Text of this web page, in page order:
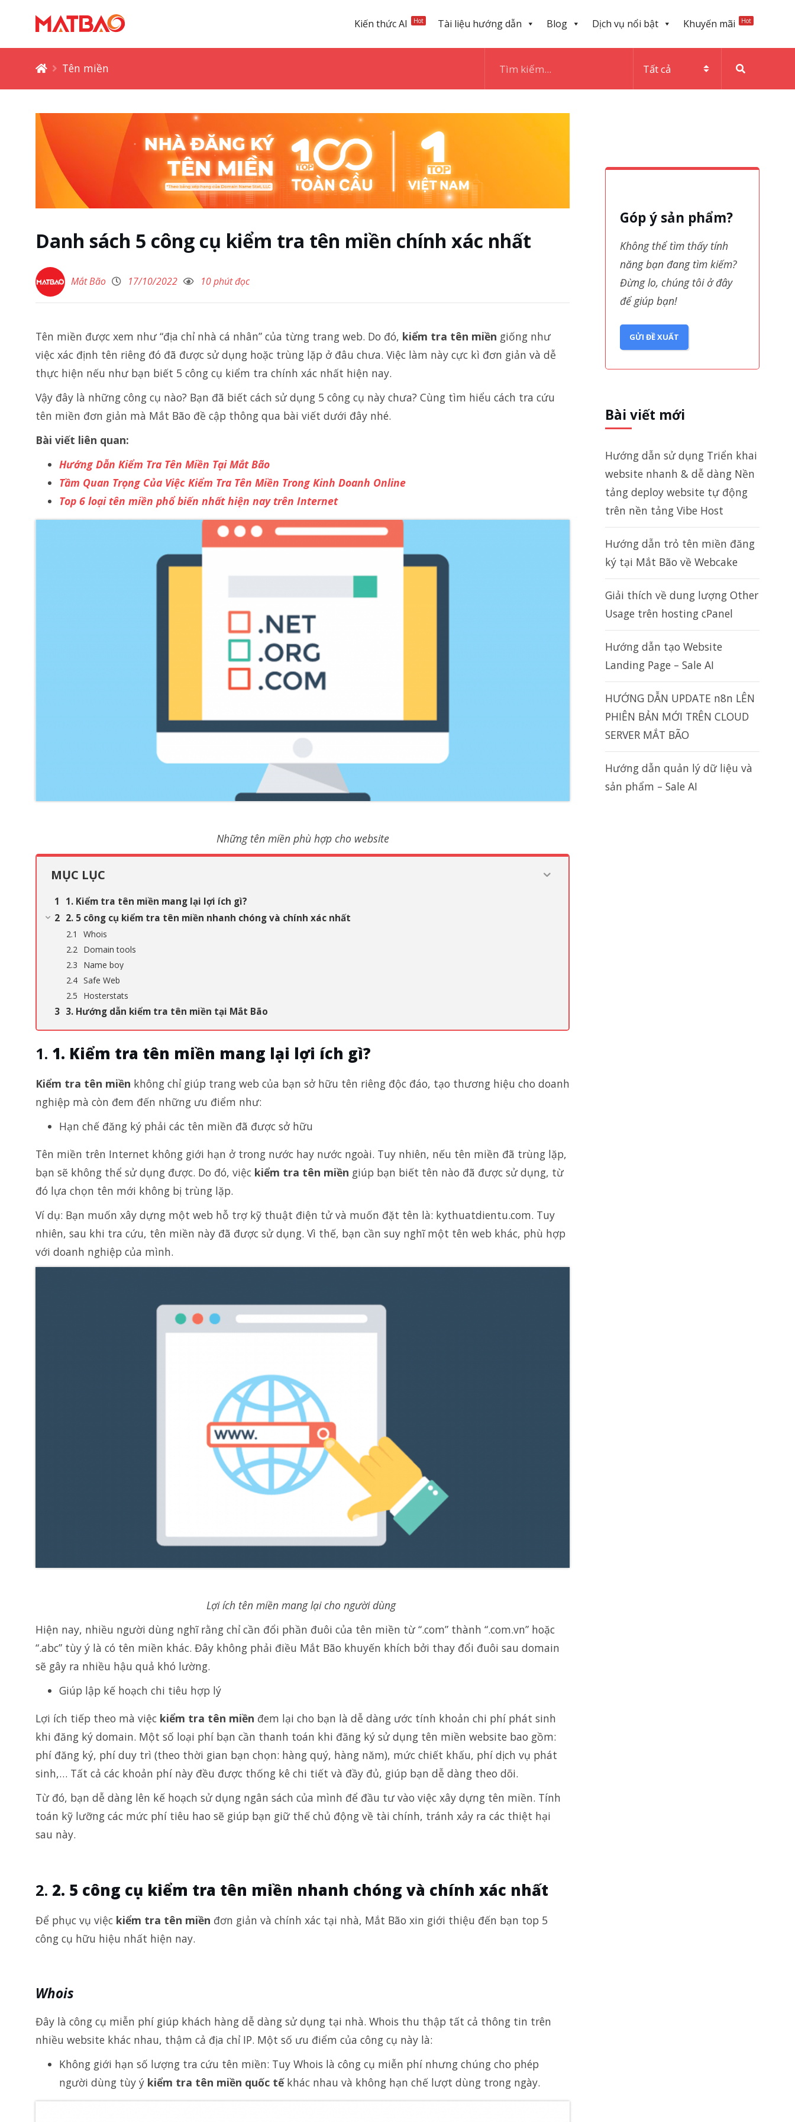
Kiến thức AI Hot Tài liệu hướng dẫn Blog Dịch vụ nổi bật Khuyến mãi Hot
Tên miền
Danh sách 5 công cụ kiểm tra tên miền chính xác nhất
Mắt Bão 17/10/2022 10 phút đọc
Tên miền được xem như “địa chỉ nhà cá nhân” của từng trang web. Do đó, kiểm tra tên miền giống như
việc xác định tên riêng đó đã được sử dụng hoặc trùng lặp ở đâu chưa. Việc làm này cực kì đơn giản và dễ
thực hiện nếu như bạn biết 5 công cụ kiểm tra chính xác nhất hiện nay.
Vậy đây là những công cụ nào? Bạn đã biết cách sử dụng 5 công cụ này chưa? Cùng tìm hiểu cách tra cứu
tên miền đơn giản mà Mắt Bão đề cập thông qua bài viết dưới đây nhé.
Bài viết liên quan:
Hướng Dẫn Kiểm Tra Tên Miền Tại Mắt Bão
Tầm Quan Trọng Của Việc Kiểm Tra Tên Miền Trong Kinh Doanh Online
Top 6 loại tên miền phổ biến nhất hiện nay trên Internet
Những tên miền phù hợp cho website
MỤC LỤC
1. Kiểm tra tên miền mang lại lợi ích gì?
2. 5 công cụ kiểm tra tên miền nhanh chóng và chính xác nhất
Whois
Domain tools
Name boy
Safe Web
Hosterstats
3. Hướng dẫn kiểm tra tên miền tại Mắt Bão
1. Kiểm tra tên miền mang lại lợi ích gì?
Kiểm tra tên miền không chỉ giúp trang web của bạn sở hữu tên riêng độc đáo, tạo thương hiệu cho doanh
nghiệp mà còn đem đến những ưu điểm như:
Hạn chế đăng ký phải các tên miền đã được sở hữu
Tên miền trên Internet không giới hạn ở trong nước hay nước ngoài. Tuy nhiên, nếu tên miền đã trùng lặp,
bạn sẽ không thể sử dụng được. Do đó, việc kiểm tra tên miền giúp bạn biết tên nào đã được sử dụng, từ
đó lựa chọn tên mới không bị trùng lặp.
Ví dụ: Bạn muốn xây dựng một web hỗ trợ kỹ thuật điện tử và muốn đặt tên là: kythuatdientu.com. Tuy
nhiên, sau khi tra cứu, tên miền này đã được sử dụng. Vì thế, bạn cần suy nghĩ một tên web khác, phù hợp
với doanh nghiệp của mình.
Lợi ích tên miền mang lại cho người dùng
Hiện nay, nhiều người dùng nghĩ rằng chỉ cần đổi phần đuôi của tên miền từ “.com” thành “.com.vn” hoặc
“.abc” tùy ý là có tên miền khác. Đây không phải điều Mắt Bão khuyến khích bởi thay đổi đuôi sau domain
sẽ gây ra nhiều hậu quả khó lường.
Giúp lập kế hoạch chi tiêu hợp lý
Lợi ích tiếp theo mà việc kiểm tra tên miền đem lại cho bạn là dễ dàng ước tính khoản chi phí phát sinh
khi đăng ký domain. Một số loại phí bạn cần thanh toán khi đăng ký sử dụng tên miền website bao gồm:
phí đăng ký, phí duy trì (theo thời gian bạn chọn: hàng quý, hàng năm), mức chiết khấu, phí dịch vụ phát
sinh,… Tất cả các khoản phí này đều được thống kê chi tiết và đầy đủ, giúp bạn dễ dàng theo dõi.
Từ đó, bạn dễ dàng lên kế hoạch sử dụng ngân sách của mình để đầu tư vào việc xây dựng tên miền. Tính
toán kỹ lưỡng các mức phí tiêu hao sẽ giúp bạn giữ thế chủ động về tài chính, tránh xảy ra các thiệt hại
sau này.
2. 5 công cụ kiểm tra tên miền nhanh chóng và chính xác nhất
Để phục vụ việc kiểm tra tên miền đơn giản và chính xác tại nhà, Mắt Bão xin giới thiệu đến bạn top 5
công cụ hữu hiệu nhất hiện nay.
Whois
Đây là công cụ miễn phí giúp khách hàng dễ dàng sử dụng tại nhà. Whois thu thập tất cả thông tin trên
nhiều website khác nhau, thậm cả địa chỉ IP. Một số ưu điểm của công cụ này là:
Không giới hạn số lượng tra cứu tên miền: Tuy Whois là công cụ miễn phí nhưng chúng cho phép
người dùng tùy ý kiểm tra tên miền quốc tế khác nhau và không hạn chế lượt dùng trong ngày.
Góp ý sản phẩm?
Không thể tìm thấy tính
năng bạn đang tìm kiếm?
Đừng lo, chúng tôi ở đây
để giúp bạn!
GỬI ĐỀ XUẤT
Bài viết mới
Hướng dẫn sử dụng Triển khai
website nhanh & dễ dàng Nền
tảng deploy website tự động
trên nền tảng Vibe Host
Hướng dẫn trỏ tên miền đăng
ký tại Mắt Bão về Webcake
Giải thích về dung lượng Other
Usage trên hosting cPanel
Hướng dẫn tạo Website
Landing Page – Sale AI
HƯỚNG DẪN UPDATE n8n LÊN
PHIÊN BẢN MỚI TRÊN CLOUD
SERVER MẮT BÃO
Hướng dẫn quản lý dữ liệu và
sản phẩm – Sale AI